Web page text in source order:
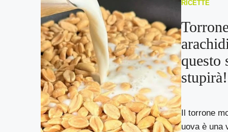
RICETTE
questo
stupirà!
Il torrone
uova è una